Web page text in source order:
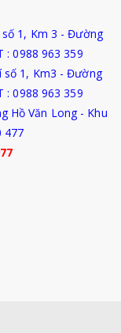
1, Km 3 - Đường
: 0988 963 359
số 1, Km3 - Đường
: 0988 963 359
Hồ Văn Long - Khu
477